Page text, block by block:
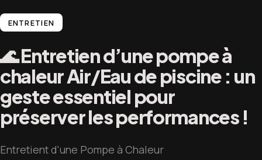
ENTRETIEN
🌊 Entretien d’une pompe à
chaleur Air/Eau de piscine : un
geste essentiel pour
préserver les performances !
Entretient d'une Pompe à Chaleur